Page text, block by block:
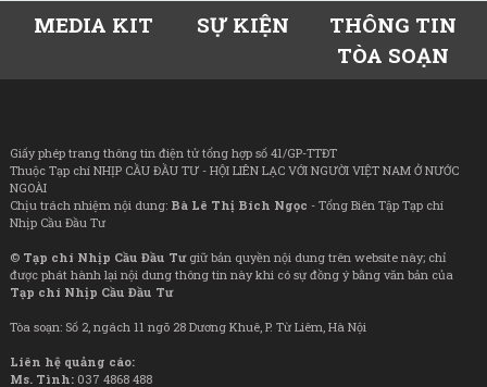
MEDIA KIT SỰ KIỆN
THÔNG TIN
TÒA SOẠN
Giấy phép trang thông tin điện tử tổng hợp số 41/GP-TTĐT
Thuộc Tạp chí NHỊP CẦU ĐẦU TƯ - HỘI LIÊN LẠC VỚI NGƯỜI VIỆT NAM Ở NƯỚC
NGOÀI
Chịu trách nhiệm nội dung: Bà Lê Thị Bích Ngọc - Tổng Biên Tập Tạp chí
Nhịp Cầu Đầu Tư
© Tạp chí Nhịp Cầu Đầu Tưgiữ bản quyền nội dung trên website này; chỉ
được phát hành lại nội dung thông tin này khi có sự đồng ý bằng văn bản của
Tạp chí Nhịp Cầu Đầu Tư
Tòa soạn: Số 2, ngách 11 ngõ 28 Dương Khuê, P. Từ Liêm, Hà Nội
Liên hệ quảng cáo:
Ms. Tình: 037 4868 488